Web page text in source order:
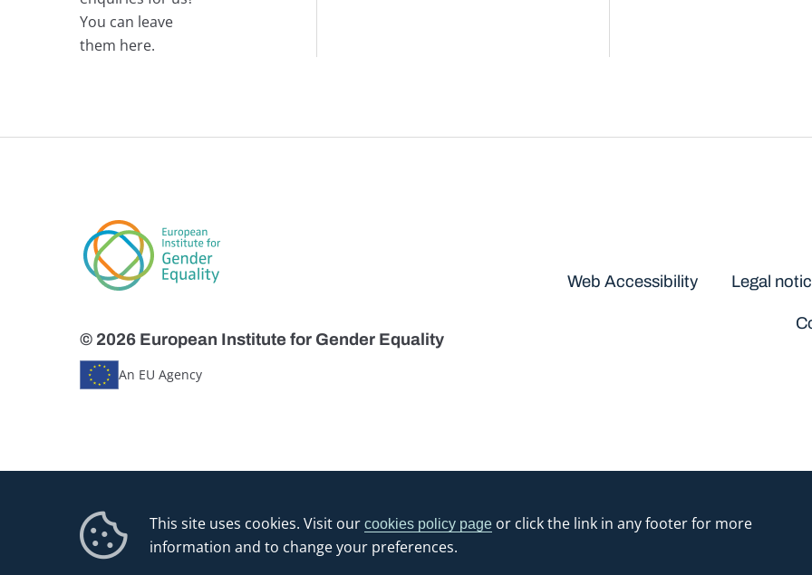
This site uses cookies. Visit ourcookies policy page or click the link in any footer for more
information and to change your preferences.
You can leave
them here.
© 2026 European Institute for Gender Equality
An EU Agency
Web Accessibility Legal